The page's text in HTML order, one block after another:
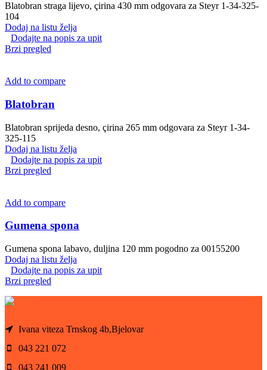
Blatobran straga lijevo, çirina 430 mm odgovara za Steyr 1-34-325-
104
Dodaj na listu želja
Dodajte na popis za upit
Brzi pregled
Add to compare
Blatobran
Blatobran sprijeda desno, çirina 265 mm odgovara za Steyr 1-34-
325-115
Dodaj na listu želja
Dodajte na popis za upit
Brzi pregled
Add to compare
Gumena spona
Gumena spona labavo, duljina 120 mm pogodno za 00155200
Dodaj na listu želja
Dodajte na popis za upit
Brzi pregled
Ivana viteza Trnskog 4b,Bjelovar
043 221 072
043 241 009